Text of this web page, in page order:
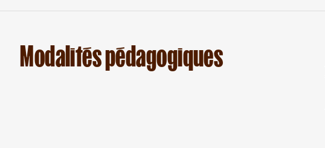
Modalités pédagogiques